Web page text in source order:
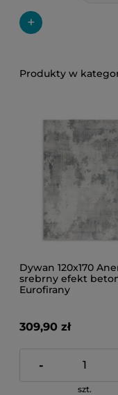
+
Dywan 120x170
srebrny efekt
Eurofirany
309,90 zł
-
szt.